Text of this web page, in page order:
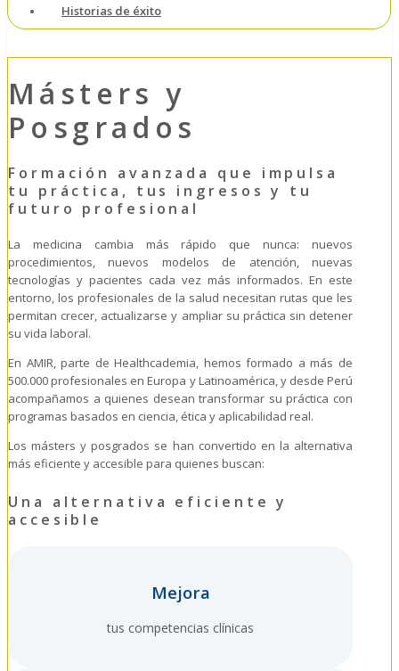
Historias de éxito
Másters y
Posgrados
Formación avanzada que impulsa
tu práctica, tus ingresos y tu
futuro profesional
La medicina cambia más rápido que nunca: nuevos
procedimientos, nuevos modelos de atención, nuevas
tecnologías y pacientes cada vez más informados. En este
entorno, los profesionales de la salud necesitan rutas que les
permitan crecer, actualizarse y ampliar su práctica sin detener
su vida laboral.
En AMIR, parte de Healthcademia, hemos formado a más de
500.000 profesionales en Europa y Latinoamérica, y desde Perú
acompañamos a quienes desean transformar su práctica con
programas basados en ciencia, ética y aplicabilidad real.
Los másters y posgrados se han convertido en la alternativa
más eficiente y accesible para quienes buscan:
Una alternativa eficiente y
accesible
Mejora
tus competencias clínicas